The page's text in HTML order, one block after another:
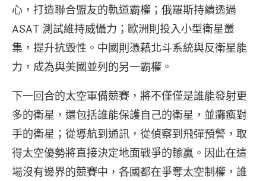
心，打造聯合盟友的軌道霸權；俄羅斯持續透過
ASAT 測試維持威懾力；歐洲則投入小型衛星叢
集，提升抗毀性。中國則憑藉北斗系統與反衛星能
力，成為與美國並列的另一霸權。
下一回合的太空軍備競賽，將不僅僅是誰能發射更
多的衛星，還包括誰能保護自己的衛星，並癱瘓對
手的衛星；從導航到通訊，從偵察到飛彈預警，取
得太空優勢將直接決定地面戰爭的輸贏。因此在這
場沒有邊界的競賽中，各國都在爭奪太空制權，誰